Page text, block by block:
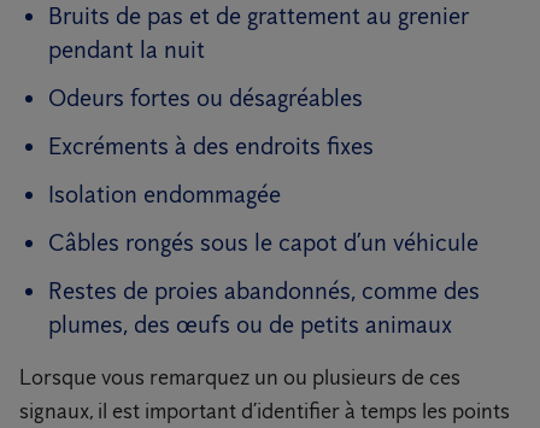
Bruits de pas et de grattement au grenier
pendant la nuit
Odeurs fortes ou désagréables
Excréments à des endroits fixes
Isolation endommagée
Câbles rongés sous le capot d’un véhicule
Restes de proies abandonnés, comme des
plumes, des œufs ou de petits animaux
Lorsque vous remarquez un ou plusieurs de ces
signaux, il est important d’identifier à temps les points